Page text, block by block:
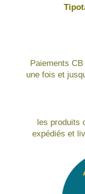
Paiements
une fois et
les produits
expédiés et